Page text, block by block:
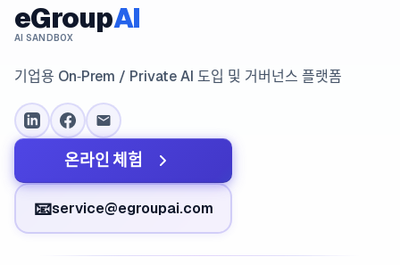
eGroupAI
AI SANDBOX
기업용 On‑Prem / Private AI 도입 및 거버넌스 플랫폼
온라인 체험
📧service@egroupai.com